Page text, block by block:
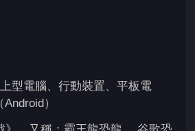
型電腦、行動裝置、平板電
）